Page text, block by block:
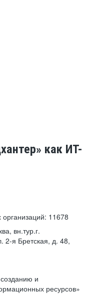
как ИТ-
11678
вн.тур.г.
2-я Бретская, д. 48,
и
ресурсов»